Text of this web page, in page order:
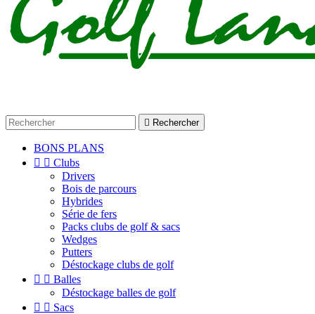
 Rechercher
BONS PLANS
  Clubs
Drivers
Bois de parcours
Hybrides
Série de fers
Packs clubs de golf & sacs
Wedges
Putters
Déstockage clubs de golf
  Balles
Déstockage balles de golf
  Sacs